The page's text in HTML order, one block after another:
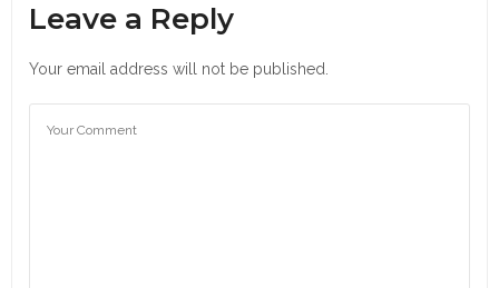
Leave a Reply
Your email address will not be published.